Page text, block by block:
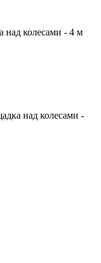
над колесами - 4 м
над колесами -